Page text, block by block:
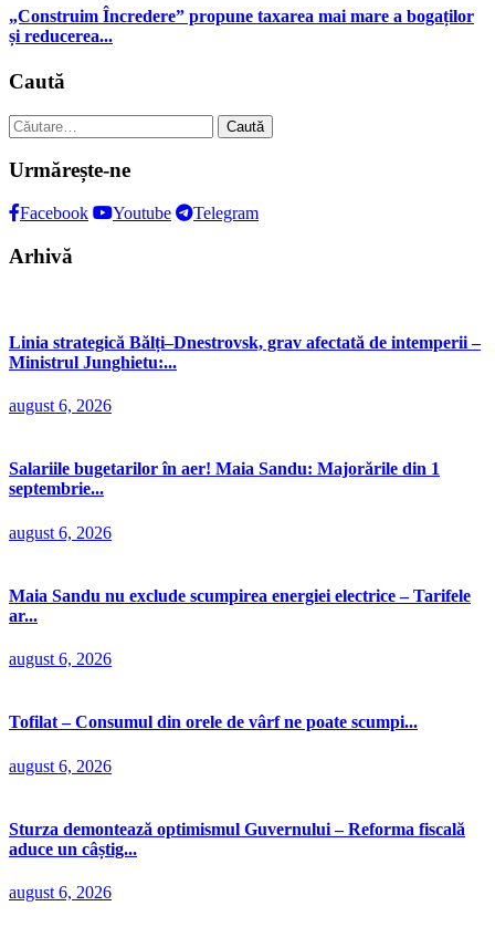
„Construim Încredere” propune taxarea mai mare a bogaților
și reducerea...
Caută
Caută
după:
Urmărește-ne
Facebook Youtube Telegram
Arhivă
Linia strategică Bălți–Dnestrovsk, grav afectată de intemperii –
Ministrul Junghietu:...
august 6, 2026
Salariile bugetarilor în aer! Maia Sandu: Majorările din 1
septembrie...
august 6, 2026
Maia Sandu nu exclude scumpirea energiei electrice – Tarifele
ar...
august 6, 2026
Tofilat – Consumul din orele de vârf ne poate scumpi...
august 6, 2026
Sturza demontează optimismul Guvernului – Reforma fiscală
aduce un câștig...
august 6, 2026